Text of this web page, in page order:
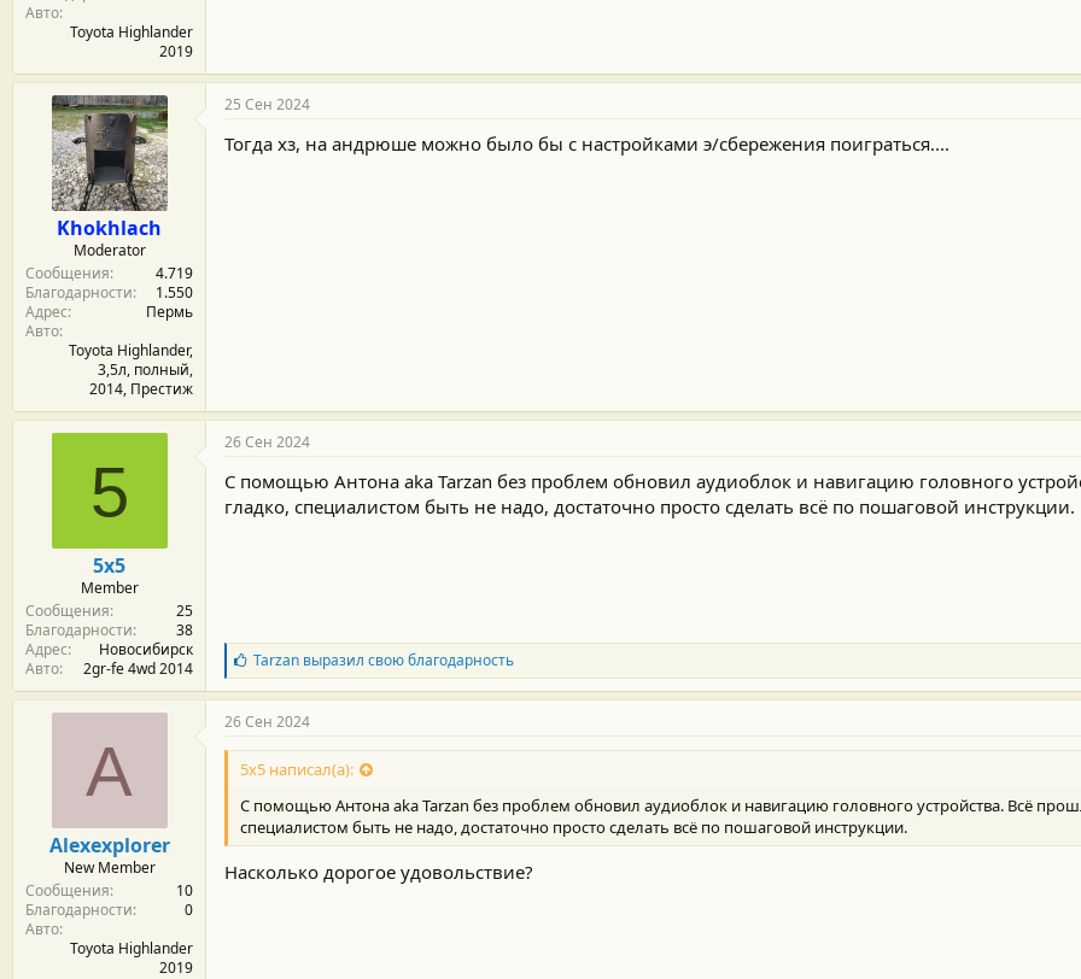
Авто
Toyota Highlander
2019
Khokhlach
Moderator
Сообщения
4.719
Благодарности
1.550
Адрес
Пермь
Авто
Toyota Highlander,
3,5л, полный,
2014, Престиж
25 Сен 2024
Тогда хз, на андрюше можно было бы с настройками э/сбережения поиграться....
5
5x5
Member
Сообщения
25
Благодарности
38
Адрес
Новосибирск
Авто
2gr-fe 4wd 2014
26 Сен 2024
С помощью Антона aka Tarzan без проблем обновил аудиоблок и навигацию головного
гладко, специалистом быть не надо, достаточно просто сделать всë по пошаговой инструкции.
Б
л
а
г
о
д
а
н
о
с
т
Tarzanвыразил свою благодарность
A
Alexexplorer
New Member
Сообщения
10
Благодарности
0
Авто
Toyota Highlander
2019
26 Сен 2024
5x5 написал(а):
С помощью Антона aka Tarzan без проблем обновил аудиоблок и навигацию головного устройства. Всë
специалистом быть не надо, достаточно просто сделать всë по пошаговой инструкции.
Насколько дорогое удовольствие?